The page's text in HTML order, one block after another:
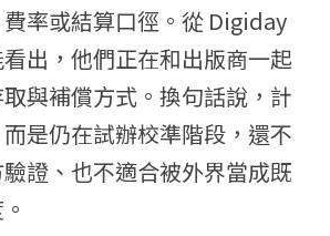
率或結算口徑。從 Digiday
出，他們正在和出版商一起
與補償方式。換句話說，計
是仍在試辦校準階段，還不
證、也不適合被外界當成既